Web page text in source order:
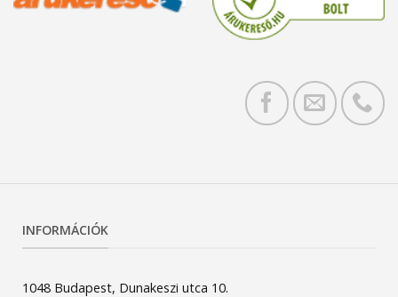
INFORMÁCIÓK
1048 Budapest, Dunakeszi utca 10.